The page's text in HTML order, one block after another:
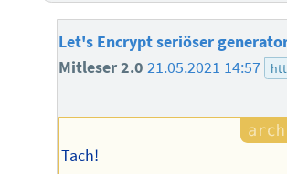
Let's Encrypt seriöser
Mitleser 2.021.05.2021 14:57
Tach!